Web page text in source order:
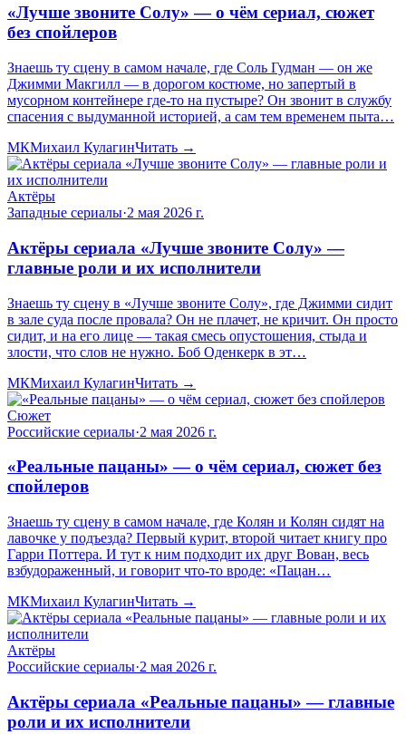
«Лучше звоните Солу» — о чём сериал, сюжет
без спойлеров
Знаешь ту сцену в самом начале, где Соль Гудман — он же
Джимми Макгилл — в дорогом костюме, но запертый в
мусорном контейнере где-то на пустыре? Он звонит в службу
спасения с выдуманной историей, а сам тем временем пыта…
МКМихаил КулагинЧитать →
Актёры
Западные сериалы·2 мая 2026 г.
Актёры сериала «Лучше звоните Солу» —
главные роли и их исполнители
Знаешь ту сцену в «Лучше звоните Солу», где Джимми сидит
в зале суда после провала? Он не плачет, не кричит. Он просто
сидит, и на его лице — такая смесь опустошения, стыда и
злости, что слов не нужно. Боб Оденкерк в эт…
МКМихаил КулагинЧитать →
Сюжет
Российские сериалы·2 мая 2026 г.
«Реальные пацаны» — о чём сериал, сюжет без
спойлеров
Знаешь ту сцену в самом начале, где Колян и Колян сидят на
лавочке у подъезда? Первый курит, второй читает книгу про
Гарри Поттера. И тут к ним подходит их друг Вован, весь
взбудораженный, и говорит что-то вроде: «Пацан…
МКМихаил КулагинЧитать →
Актёры
Российские сериалы·2 мая 2026 г.
Актёры сериала «Реальные пацаны» — главные
роли и их исполнители